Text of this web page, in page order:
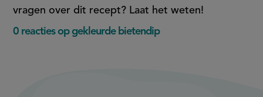
in
in
vragen over dit recept? Laat het weten!
0 reacties op gekleurde bietendip